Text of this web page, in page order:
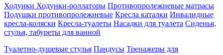
Ходунки Ходунки-роллаторы Противопролежневые матрасы
Подушки противопролежневые Кресла каталки Инвалидные
кресла-коляски Кресла-туалеты Насадки для туалета Сиденья,
стулья, табуреты для ванной
Туалетно-душевые стулья Пандусы Тренажеры для